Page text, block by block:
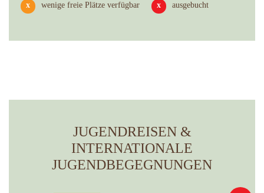
x wenige freie Plätze verfügbar x ausgebucht
JUGENDREISEN &
INTERNATIONALE
JUGENDBEGEGNUNGEN